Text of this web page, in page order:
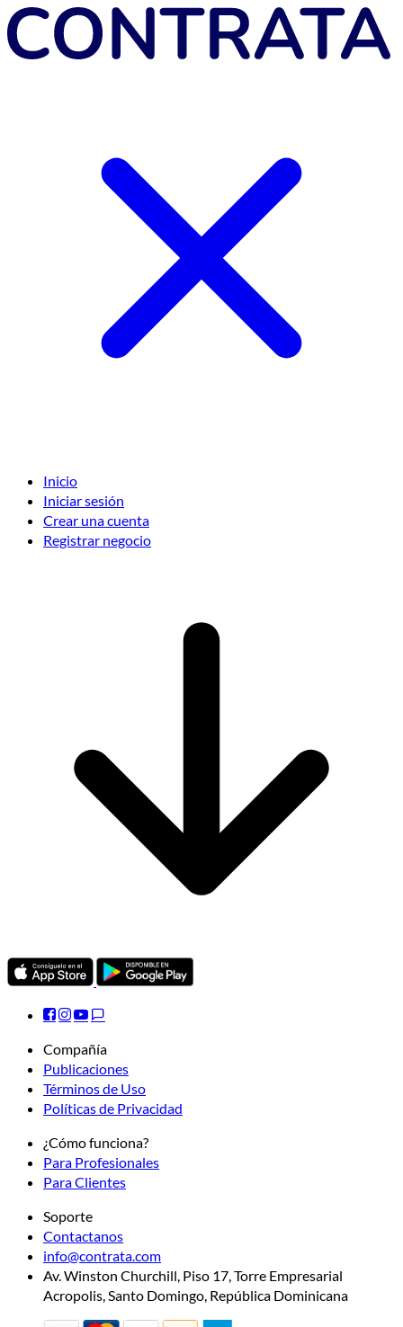
Inicio
Iniciar sesión
Crear una cuenta
Registrar negocio
Compañía
Publicaciones
Términos de Uso
Políticas de Privacidad
¿Cómo funciona?
Para Profesionales
Para Clientes
Soporte
Contactanos
info@contrata.com
Av. Winston Churchill, Piso 17, Torre Empresarial
Acropolis, Santo Domingo, República Dominicana